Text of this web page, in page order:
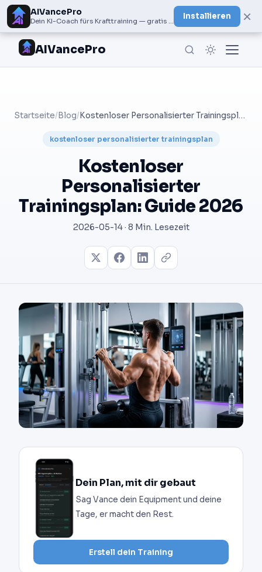
AIVancePro
Dein KI-Coach fürs Krafttraining — gratis bei Google Play
Installieren ×
AIVancePro
Startseite/ Blog/ Kostenloser Personalisierter Trainingsplan: Guide 2026
kostenloser personalisierter trainingsplan
Kostenloser
Personalisierter
Trainingsplan: Guide 2026
2026-05-14 · 8 Min. Lesezeit
Dein Plan, mit dir gebaut
Sag Vance dein Equipment und deine
Tage, er macht den Rest.
Erstell dein Training